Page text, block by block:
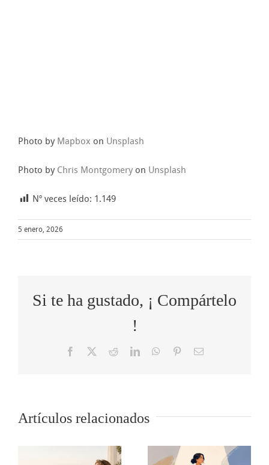
Photo by Mapbox on Unsplash
Photo by Chris Montgomery on Unsplash
Nº veces leído: 1.149
5 enero, 2026
Si te ha gustado, ¡ Compártelo
!
Facebook RedditLinkedInWhatsApp
PinterestCorreo
Artículos relacionados
agotamiento